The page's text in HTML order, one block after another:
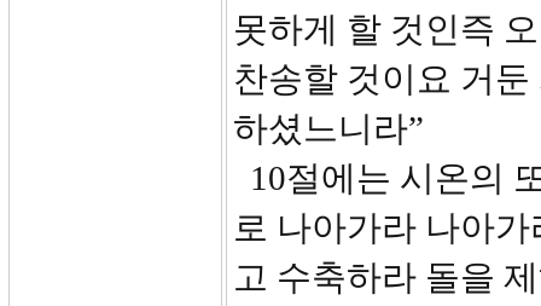
못하게 할 것인즉
찬송할 것이요 거
하셨느니라”
10절에는 시온의
로 나아가라 나아
고 수축하라 돌을